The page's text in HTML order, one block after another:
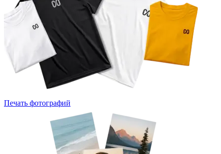
Печать фотографий